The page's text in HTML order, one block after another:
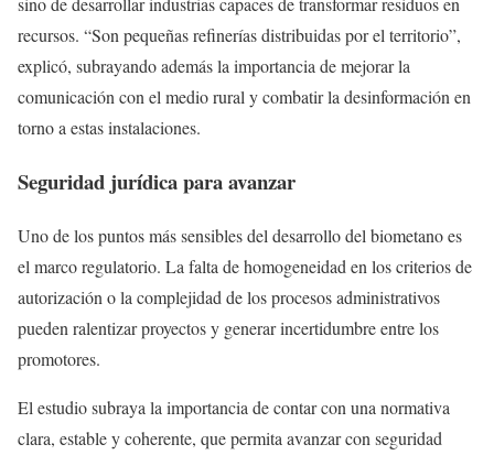
recursos. “Son pequeñas refinerías distribuidas por el territorio”,
explicó, subrayando además la importancia de mejorar la
comunicación con el medio rural y combatir la desinformación en
torno a estas instalaciones.
Seguridad jurídica para avanzar
Uno de los puntos más sensibles del desarrollo del biometano es
el marco regulatorio. La falta de homogeneidad en los criterios de
autorización o la complejidad de los procesos administrativos
pueden ralentizar proyectos y generar incertidumbre entre los
promotores.
El estudio subraya la importancia de contar con una normativa
clara, estable y coherente, que permita avanzar con seguridad